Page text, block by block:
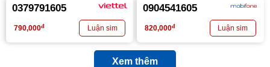
0379791605
790,000đ
0904541605
820,000đ
Xem thêm